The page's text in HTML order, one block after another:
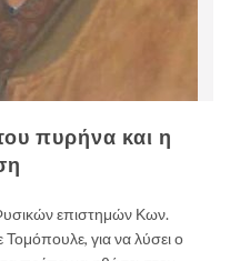
πυρήνα και η
επιστημών Κων.
για να λύσει ο